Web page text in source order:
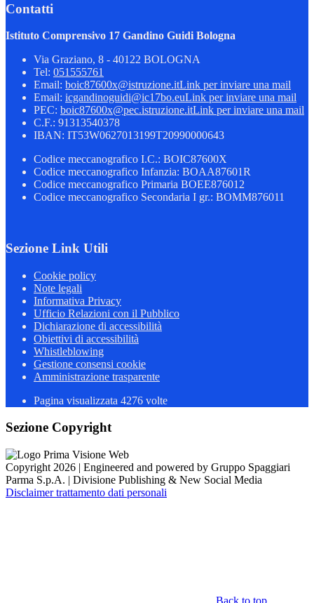
Contatti
Istituto Comprensivo 17 Gandino Guidi Bologna
Via Graziano, 8 - 40122 BOLOGNA
Tel: 051555761
Email: boic87600x@istruzione.itLink per inviare una mail
Email: icgandinoguidi@ic17bo.euLink per inviare una mail
PEC: boic87600x@pec.istruzione.itLink per inviare una mail
C.F.: 91313540378
IBAN: IT53W0627013199T20990000643
Codice meccanografico I.C.: BOIC87600X
Codice meccanografico Infanzia: BOAA87601R
Codice meccanografico Primaria BOEE876012
Codice meccanografico Secondaria I gr.: BOMM876011
Sezione Link Utili
Cookie policy
Note legali
Informativa Privacy
Ufficio Relazioni con il Pubblico
Dichiarazione di accessibilità
Obiettivi di accessibilità
Whistleblowing
Gestione consensi cookie
Amministrazione trasparente
Pagina visualizzata 4276 volte
Sezione Copyright
Copyright 2026 | Engineered and powered by Gruppo Spaggiari
Parma S.p.A. | Divisione Publishing & New Social Media
Disclaimer trattamento dati personali